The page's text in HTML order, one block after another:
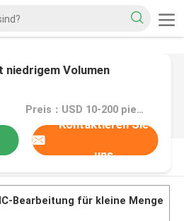
niedrigem Volumen
Preis：USD 10-200 pieces
Kontaktieren Sie
uns
Bearbeitung für kleine Menge